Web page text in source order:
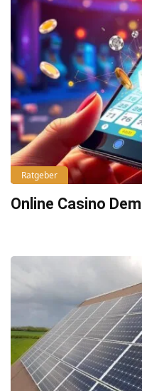
Ratgeber
Online Casino